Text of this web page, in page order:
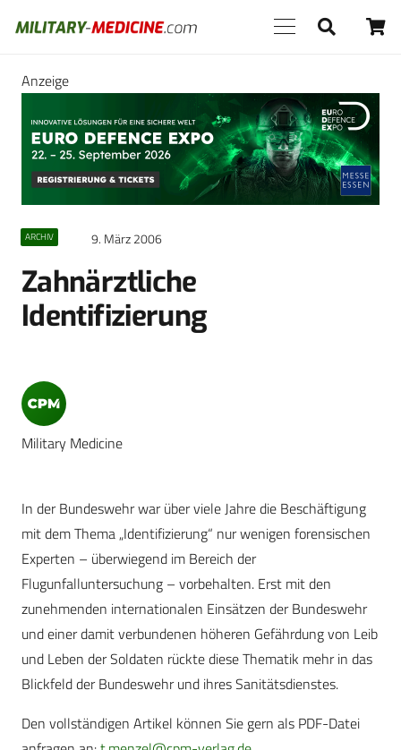
Anzeige
ARCHIV 9. März 2006
Zahnärztliche
Identifizierung
Military Medicine
In der Bundeswehr war über viele Jahre die Beschäftigung
mit dem Thema „Identifizierung“ nur wenigen forensischen
Experten – überwiegend im Bereich der
Flugunfalluntersuchung – vorbehalten. Erst mit den
zunehmenden internationalen Einsätzen der Bundeswehr
und einer damit verbundenen höheren Gefährdung von Leib
und Leben der Soldaten rückte diese Thematik mehr in das
Blickfeld der Bundeswehr und ihres Sanitätsdienstes.
Den vollständigen Artikel können Sie gern als PDF-Datei